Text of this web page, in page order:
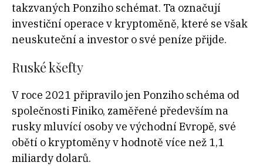
takzvaných Ponziho schémat. Ta označují
investiční operace v kryptoměně, které se však
neuskuteční a investor o své peníze přijde.
Ruské kšefty
V roce 2021 připravilo jen Ponziho schéma od
společnosti Finiko, zaměřené především na
rusky mluvící osoby ve východní Evropě, své
obětí o kryptoměny v hodnotě více než 1,1
miliardy dolarů.